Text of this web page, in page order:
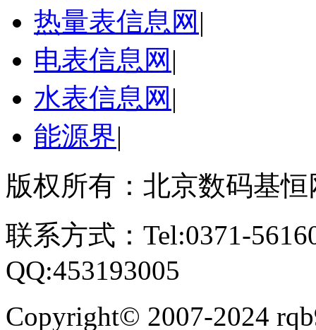
热量表信息网 |
电表信息网 |
水表信息网 |
能源界|
版权所有：北京数码基
联系方式：Tel:0371-
QQ:453193005
Copyright© 2007-2024